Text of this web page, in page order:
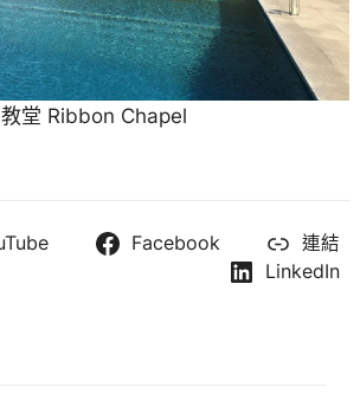
堂 Ribbon Chapel
Facebook
連結
LinkedIn